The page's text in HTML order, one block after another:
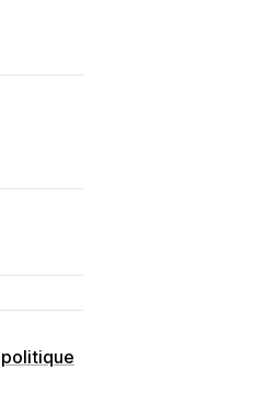
politique